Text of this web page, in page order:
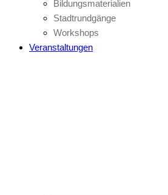
Bildungsmaterialien
Stadtrundgänge
Workshops
Veranstaltungen